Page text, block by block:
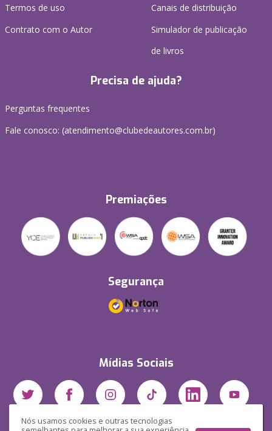
Nós usamos cookies e outras tecnologias
Termos de uso
Contrato com o Autor
Canais de distribuição
Simulador de publicação
de livros
Precisa de ajuda?
Perguntas frequentes
Fale conosco: (atendimento@clubedeautores.com.br)
Premiações
Segurança
Mídias Sociais